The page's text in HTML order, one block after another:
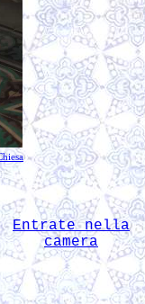
Entrate nella
camera